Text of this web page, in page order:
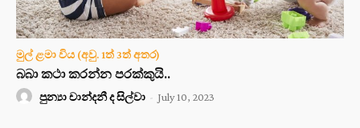
මුල් ළමා විය (අවු. 1ත් 3ත් අතර)
බබා කථා කරන්න පරක්කුයි..
පුන්‍යා චාන්දනී ද සිල්වා - July 10, 2023